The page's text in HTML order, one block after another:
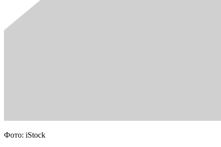
Фото: iStock